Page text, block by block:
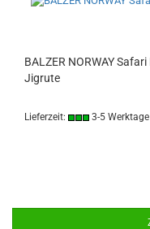
BALZER NORWAY
Jigrute
Lieferzeit: 3-5